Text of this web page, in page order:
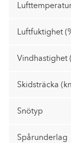
Luftfuktighet
Vindhastighet
Skidsträcka
Snötyp
Spårunderlag